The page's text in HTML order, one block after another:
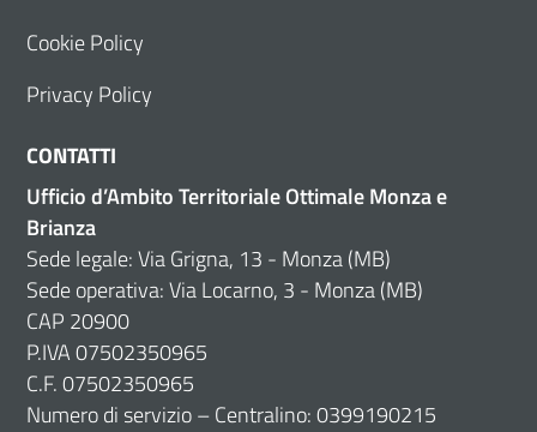
Cookie Policy
Privacy Policy
CONTATTI
Ufficio d’Ambito Territoriale Ottimale Monza e
Brianza
Sede legale: Via Grigna, 13 - Monza (MB)
Sede operativa: Via Locarno, 3 - Monza (MB)
CAP 20900
P.IVA 07502350965
C.F. 07502350965
Numero di servizio – Centralino: 0399190215